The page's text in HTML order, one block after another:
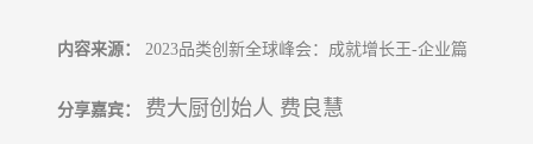
内容来源： 2023品类创新全球峰会：成就增长王-企业篇
分享嘉宾： 费大厨创始人 费良慧